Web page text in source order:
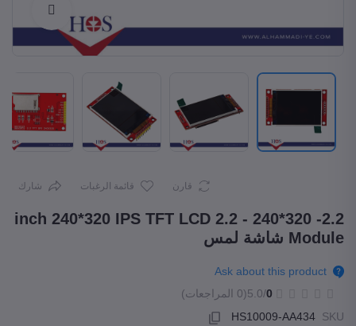
قارن قائمة الرغبات شارك
2.2- 320*240 - 2.2 inch 240*320 IPS TFT LCD
Module شاشة لمس
Ask about this product
0
/5.0
(0 المراجعات)
SKU
HS10009-AA434